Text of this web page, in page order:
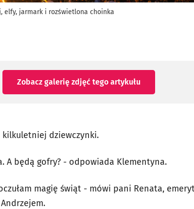
elfy, jarmark i rozświetlona choinka
Zobacz galerię zdjęć tego artykułu
kilkuletniej dziewczynki.
A będą gofry? - odpowiada Klementyna.
magię świąt - mówi pani Renata,